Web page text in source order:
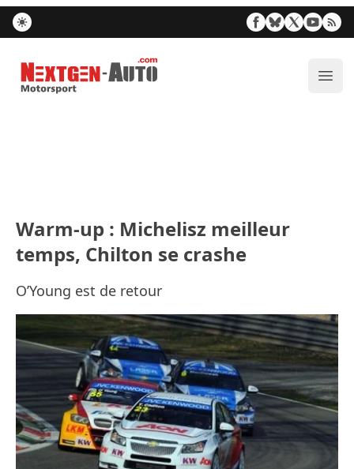
Nextgen-Auto.com
Warm-up : Michelisz meilleur
temps, Chilton se crashe
O’Young est de retour